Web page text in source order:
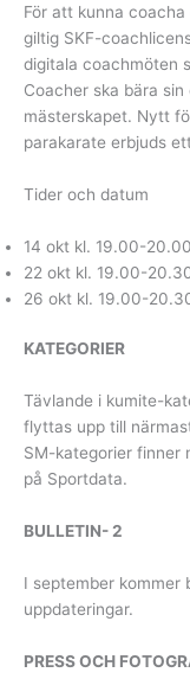
För att kunna
giltig SKF-
digitala coachmöten
Coacher ska bära
mästerskapet. Nytt
parakarate erbjuds
Tider och datum
14 okt kl. 19.00-
22 okt kl. 19.00-
26 okt kl. 19.00-
KATEGORIER
Tävlande i kumite-
flyttas upp till
SM-kategorier finner
på Sportdata.
BULLETIN- 2
I september kommer
uppdateringar.
PRESS OCH